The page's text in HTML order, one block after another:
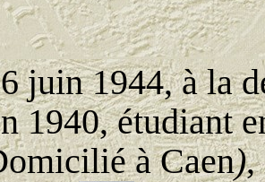
juin 1944, à la
1940, étudiant
à Caen),